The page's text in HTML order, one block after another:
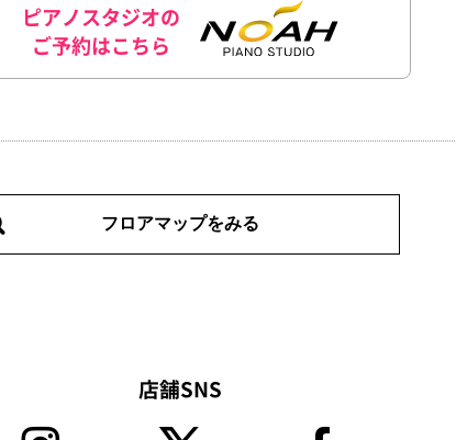
ピアノスタジオの
ご予約はこちら
フロアマップをみる
店舗SNS